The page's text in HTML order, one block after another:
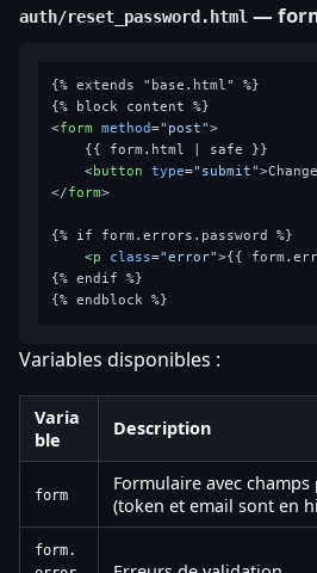
auth/reset_password.html —
{% extends "base.html" %}
<form method="post">
    {{ form.html | safe }}
<button type="submit">
</form>
{% if form.errors.password %}
<p class="error">{{
{% endif %}
Variables disponibles :
Varia
ble
Description
form
Formulaire avec champs
(token et email sont en
form.